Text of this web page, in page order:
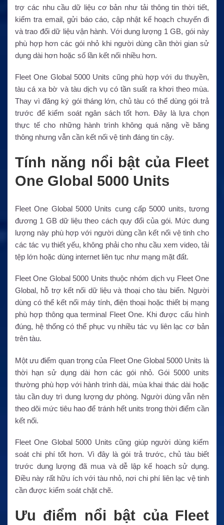
trợ các nhu cầu dữ liệu cơ bản như tải thông tin thời tiết,
kiểm tra email, gửi báo cáo, cập nhật kế hoạch chuyến đi
và trao đổi dữ liệu vận hành. Với dung lượng 1 GB, gói này
phù hợp hơn các gói nhỏ khi người dùng cần thời gian sử
dụng dài hơn hoặc số lần kết nối nhiều hơn.
Fleet One Global 5000 Units cũng phù hợp với du thuyền,
tàu cá xa bờ và tàu dịch vụ có tần suất ra khơi theo mùa.
Thay vì đăng ký gói tháng lớn, chủ tàu có thể dùng gói trả
trước để kiểm soát ngân sách tốt hơn. Đây là lựa chọn
thực tế cho những hành trình không quá nặng về băng
thông nhưng vẫn cần kết nối vệ tinh đáng tin cậy.
Tính năng nổi bật của Fleet
One Global 5000 Units
Fleet One Global 5000 Units cung cấp 5000 units, tương
đương 1 GB dữ liệu theo cách quy đổi của gói. Mức dung
lượng này phù hợp với người dùng cần kết nối vệ tinh cho
các tác vụ thiết yếu, không phải cho nhu cầu xem video, tải
tệp lớn hoặc dùng internet liên tục như mạng mặt đất.
Fleet One Global 5000 Units thuộc nhóm dịch vụ Fleet One
Global, hỗ trợ kết nối dữ liệu và thoại cho tàu biển. Người
dùng có thể kết nối máy tính, điện thoại hoặc thiết bị mạng
phù hợp thông qua terminal Fleet One. Khi được cấu hình
đúng, hệ thống có thể phục vụ nhiều tác vụ liên lạc cơ bản
trên tàu.
Một ưu điểm quan trọng của Fleet One Global 5000 Units là
thời hạn sử dụng dài hơn các gói nhỏ. Gói 5000 units
thường phù hợp với hành trình dài, mùa khai thác dài hoặc
tàu cần duy trì dung lượng dự phòng. Người dùng vẫn nên
theo dõi mức tiêu hao để tránh hết units trong thời điểm cần
kết nối.
Fleet One Global 5000 Units cũng giúp người dùng kiểm
soát chi phí tốt hơn. Vì đây là gói trả trước, chủ tàu biết
trước dung lượng đã mua và dễ lập kế hoạch sử dụng.
Điều này rất hữu ích với tàu nhỏ, nơi chi phí liên lạc vệ tinh
cần được kiểm soát chặt chẽ.
Ưu điểm nổi bật của Fleet